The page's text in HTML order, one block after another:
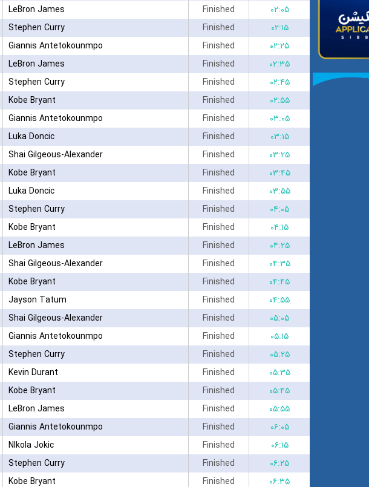
LeBron James Finished
۰۲:۰۵
Stephen Curry Finished
۰۲:۱۵
Giannis Antetokounmpo Finished
۰۲:۲۵
LeBron James Finished
۰۲:۳۵
Stephen Curry Finished
۰۲:۴۵
Kobe Bryant Finished
۰۲:۵۵
Giannis Antetokounmpo Finished
۰۳:۰۵
Luka Doncic Finished
۰۳:۱۵
Shai Gilgeous-Alexander Finished
۰۳:۲۵
Kobe Bryant Finished
۰۳:۴۵
Luka Doncic Finished
۰۳:۵۵
Stephen Curry Finished
۰۴:۰۵
Kobe Bryant Finished
۰۴:۱۵
LeBron James Finished
۰۴:۲۵
Shai Gilgeous-Alexander Finished
۰۴:۳۵
Kobe Bryant Finished
۰۴:۴۵
Jayson Tatum Finished
۰۴:۵۵
Shai Gilgeous-Alexander Finished
۰۵:۰۵
Giannis Antetokounmpo Finished
۰۵:۱۵
Stephen Curry Finished
۰۵:۲۵
Kevin Durant Finished
۰۵:۳۵
Kobe Bryant Finished
۰۵:۴۵
LeBron James Finished
۰۵:۵۵
Giannis Antetokounmpo Finished
۰۶:۰۵
NIkola Jokic Finished
۰۶:۱۵
Stephen Curry Finished
۰۶:۲۵
Kobe Bryant Finished
۰۶:۳۵